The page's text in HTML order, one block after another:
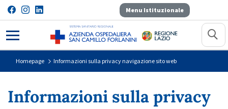
Menu Istituzionale
Informazioni sulla privacy
Homepage Informazioni sulla privacy navigazione sito web
Informazioni sulla privacy